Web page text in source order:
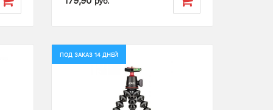
ПОД ЗАКАЗ 14 ДНЕЙ